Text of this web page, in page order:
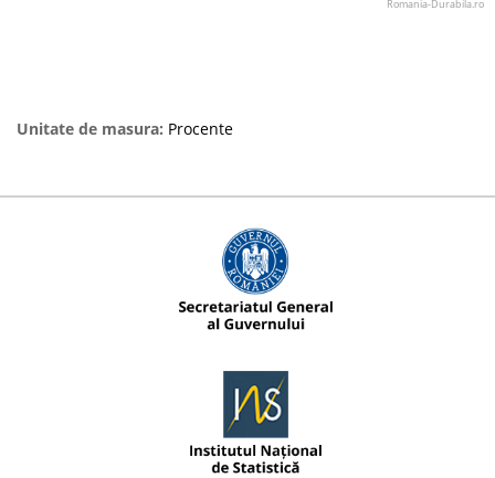
Romania-Durabila.ro
Unitate de masura: Procente